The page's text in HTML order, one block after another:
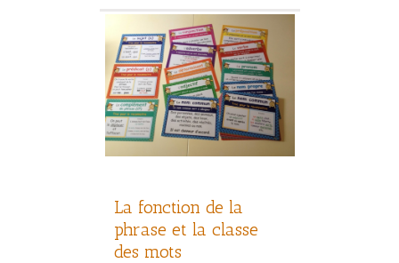
La fonction de la
phrase et la classe
des mots